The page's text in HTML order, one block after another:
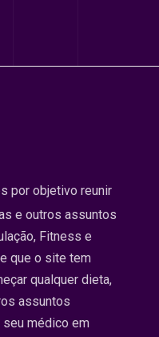
por objetivo reunir
e outros assuntos
Fitness e
que o site tem
qualquer dieta,
assuntos
médico em